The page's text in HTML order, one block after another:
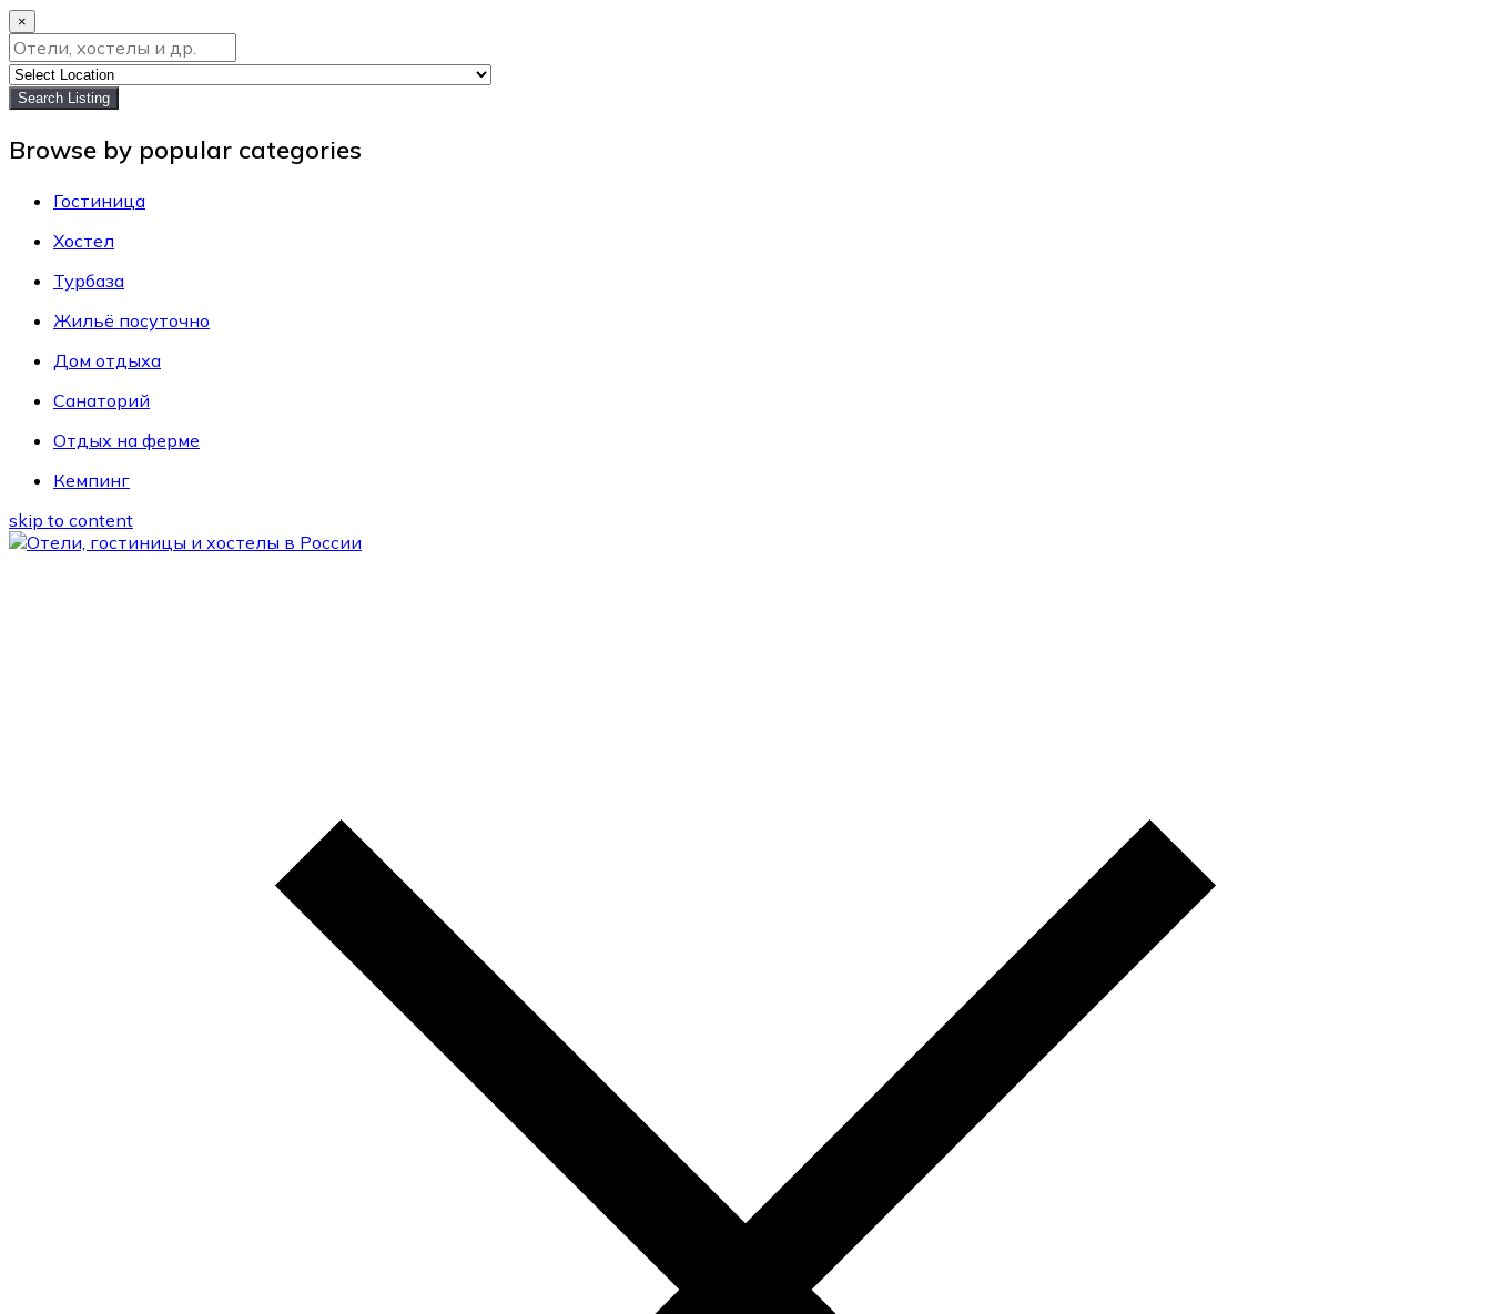
×
Search Listing
Browse by popular categories
Гостиница
Хостел
Турбаза
Жильё посуточно
Дом отдыха
Санаторий
Отдых на ферме
Кемпинг
skip to content